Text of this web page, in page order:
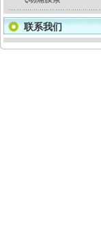
联系我们